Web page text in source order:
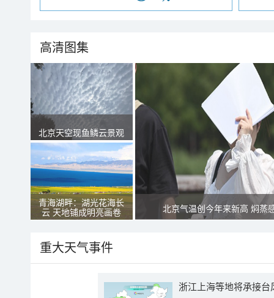
高清图集
北京天空现鱼鳞云景观
青海湖畔：湖光花海长
云 天地铺成明亮画卷
北京气温创今年来新高 焖蒸
重大天气事件
浙江上海等地将承接台